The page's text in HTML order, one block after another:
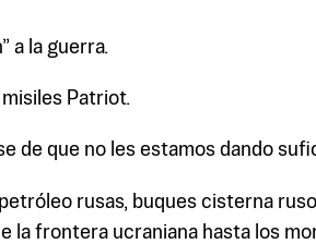
a la guerra.
Patriot.
de que no les estamos dando
rusas, buques cisterna
la frontera ucraniana hasta los